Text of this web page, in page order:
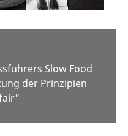
Slow Food
der Prinzipien